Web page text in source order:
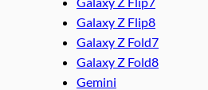
Galaxy Z Flip8
Galaxy Z Fold7
Galaxy Z Fold8
Gemini